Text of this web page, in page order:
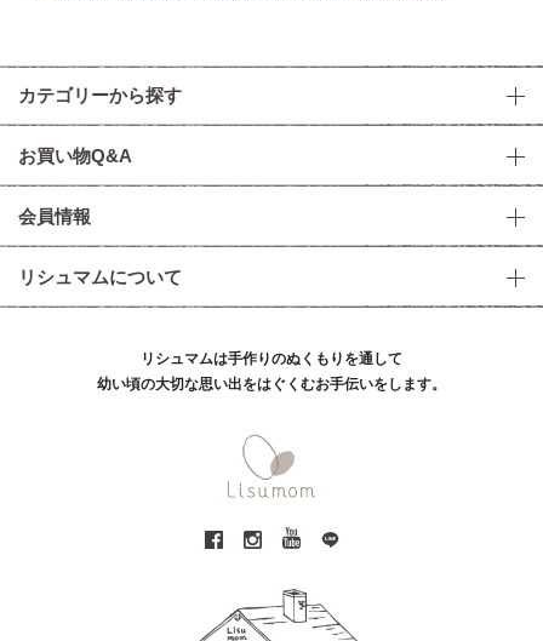
カテゴリーから探す
お買い物Q&A
会員情報
リシュマムについて
リシュマムは手作りのぬくもりを通して
幼い頃の大切な思い出をはぐくむお手伝いをします。